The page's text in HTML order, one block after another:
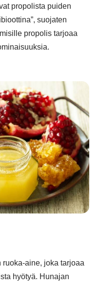
propolista puiden
suojaten
propolis tarjoaa
aine, joka tarjoaa
hyötyä. Hunajan